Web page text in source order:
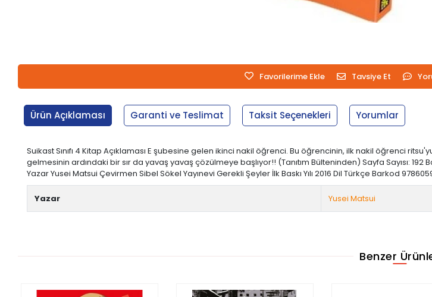
Favorilerime Ekle Tavsiye Et
Ürün Açıklaması Garanti ve Teslimat Taksit Seçenekleri Yorumlar
Suikast Sınıfı 4 Kitap Açıklaması E şubesine gelen ikinci nakil öğrenci. Bu öğrencinin, ilk nakil öğrenci
gelmesinin ardındaki bir sır da yavaş yavaş çözülmeye başlıyor!! (Tanıtım Bülteninden) Sayfa Sayısı: 192
Yazar Yusei Matsui Çevirmen Sibel Sökel Yayınevi Gerekli Şeyler İlk Baskı Yılı 2016 Dil Türkçe Barkod
Yazar Yusei Matsui
Benzer